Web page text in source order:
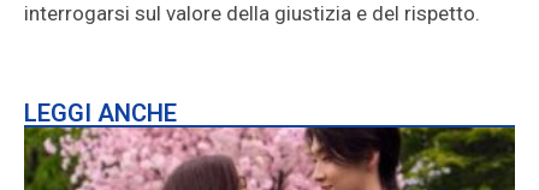
interrogarsi sul valore della giustizia e del rispetto.
LEGGI ANCHE